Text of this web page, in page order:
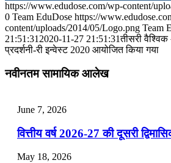
July 31, 2026
📝 डेली करेंट अफेयर्स: 28-31
July 25, 2026
📝 डेली करेंट अफेयर्स: 22-24
July 22, 2026
https://www.edudose.com/wp-content/
0 Team EduDose https://
content/uploads/2014/05/Logo.png Team
21:51:31 2020-11-27 21:51:31तीसरी
प्रदर्शनी-री इन्वेस्ट 2020 आयोजित किया गया
नवीनतम सामायिक आलेख
June 7, 2026
वित्तीय वर्ष 2026-27 की दूसरी
May 18, 2026